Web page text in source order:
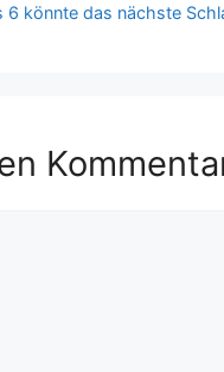
6 könnte das nächste